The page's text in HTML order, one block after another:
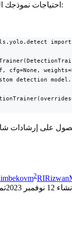
احتياجات نموذجك المحدد. إليك مثال بسيط:
cfg=None,
detection
2RI
12 نوفمبر 2023